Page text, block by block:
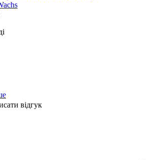
відгук